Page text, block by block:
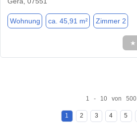
Wohnung ca. 45,91 m² Zimmer 2
★
1 - 10 von 500
1 2 3 4 5